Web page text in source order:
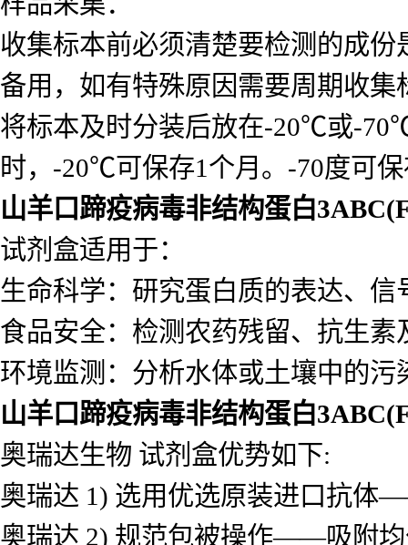
收集标本前必须清楚要检测的成
备用，如有特殊原因需要周期收集
将标本及时分装后放在-20℃或-
时，-20℃可保存1个月。-70度可
山羊口蹄疫病毒非结构蛋白
试剂盒适用于：
生命科学：研究蛋白质的表达、信
食品安全：检测农药残留、抗生素
环境监测：分析水体或土壤中的
山羊口蹄疫病毒非结构蛋白
奥瑞达生物 试剂盒优势如下:
奥瑞达 1) 选用优选原装进口抗体
奥瑞达 2) 规范包被操作——吸附